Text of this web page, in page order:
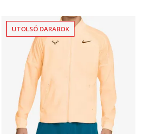
UTOLSÓ DARABOK